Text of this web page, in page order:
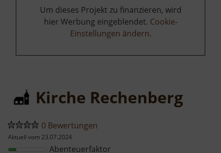
Um dieses Projekt zu finanzieren, wird
hier Werbung eingeblendet. Cookie-
Einstellungen ändern.
Kirche Rechenberg
0 Bewertungen
Aktuell vom 23.07.2024
Abenteuerfaktor